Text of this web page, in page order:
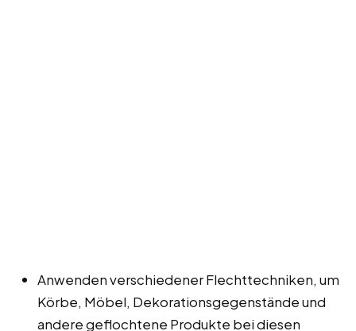
Anwenden verschiedener Flechttechniken, um
Körbe, Möbel, Dekorationsgegenstände und
andere geflochtene Produkte bei diesen